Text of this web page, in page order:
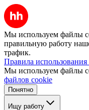
Мы используем файлы
правильную работу
трафик.
Правила
Мы используем файлы
файлов cookie
Понятно
Ищу работу